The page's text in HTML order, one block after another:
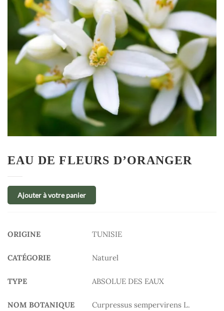
EAU DE FLEURS D’ORANGER
Ajouter à votre panier
ORIGINE TUNISIE
CATÉGORIE Naturel
TYPE ABSOLUE DES EAUX
NOM BOTANIQUE Curpressus sempervirens L.